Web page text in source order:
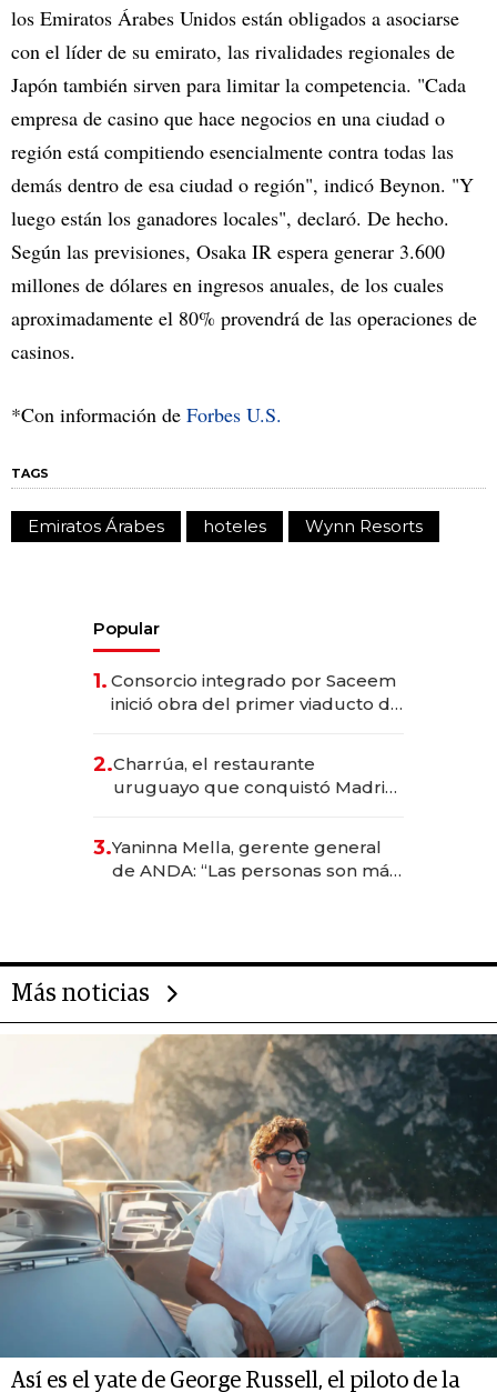
los Emiratos Árabes Unidos están obligados a asociarse
con el líder de su emirato, las rivalidades regionales de
Japón también sirven para limitar la competencia. "Cada
empresa de casino que hace negocios en una ciudad o
región está compitiendo esencialmente contra todas las
demás dentro de esa ciudad o región", indicó Beynon. "Y
luego están los ganadores locales", declaró. De hecho.
Según las previsiones, Osaka IR espera generar 3.600
millones de dólares en ingresos anuales, de los cuales
aproximadamente el 80% provendrá de las operaciones de
casinos.
*Con información de Forbes U.S.
TAGS
Emiratos Árabes hoteles Wynn Resorts
Popular
1. Consorcio integrado por Saceem
inició obra del primer viaducto de
millones
2.Charrúa, el restaurante
uruguayo que conquistó Madrid:
anticipación y prepara apertura
3.Yaninna Mella, gerente general
de ANDA: “Las personas son más
Más noticias
Así es el yate de George Russell, el piloto de la